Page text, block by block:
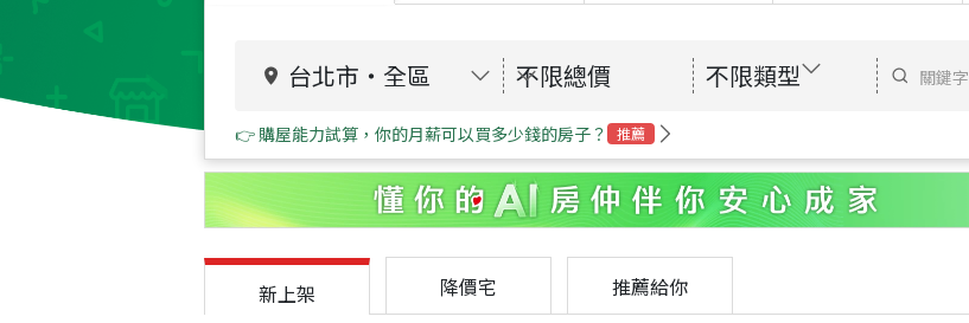
台北市 ・ 全區 不限總價 不限類型
👉 購屋能力試算，你的月薪可以買多少錢的房子？ 推薦
新上架 降價宅 推薦給你